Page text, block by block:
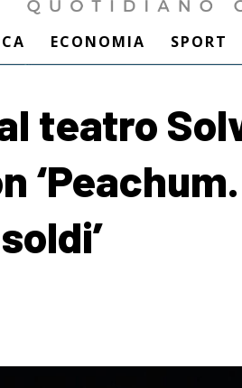
ECONOMIA SPORT
teatro
‘Peachum.